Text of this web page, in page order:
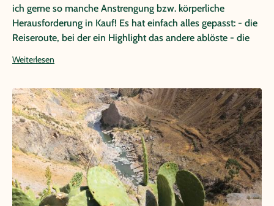
ich gerne so manche Anstrengung bzw. körperliche
Herausforderung in Kauf! Es hat einfach alles gepasst: - die
Reiseroute, bei der ein Highlight das andere ablöste - die
(sehr unkompliziert und wunderbar harmonisch) - die
ich zutiefst beeindruckt von einem faszinierenden Land
(mit großen Gegensätzen!) und seinen wunderbaren
Menschen!
Weiterlesen